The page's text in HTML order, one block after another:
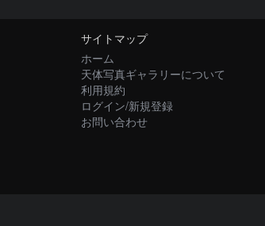
サイトマップ
ホーム
天体写真ギャラリーについて
利用規約
ログイン/新規登録
お問い合わせ